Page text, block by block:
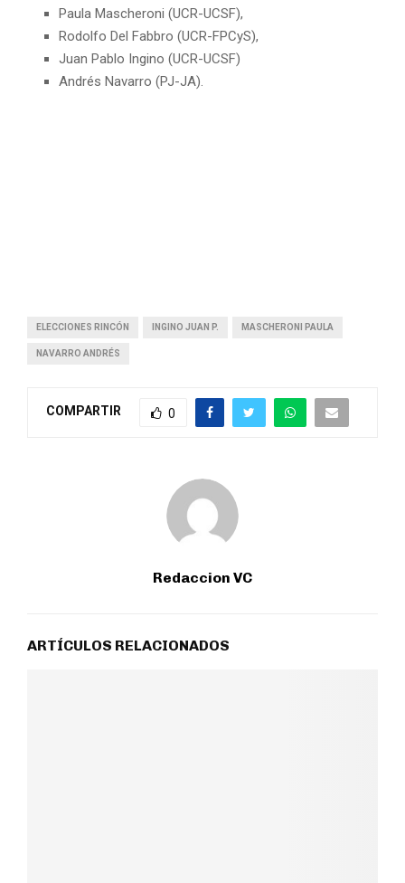
Paula Mascheroni (UCR-UCSF),
Rodolfo Del Fabbro (UCR-FPCyS),
Juan Pablo Ingino (UCR-UCSF)
Andrés Navarro (PJ-JA).
ELECCIONES RINCÓN INGINO JUAN P. MASCHERONI PAULA
NAVARRO ANDRÉS
COMPARTIR 0
Redaccion VC
ARTÍCULOS RELACIONADOS